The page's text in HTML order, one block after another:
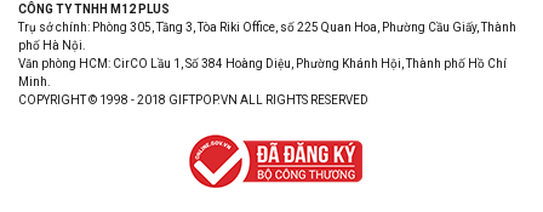
CÔNG TY TNHH M12 PLUS
Trụ sở chính: Phòng 305, Tầng 3, Tòa Riki Office, số 225 Quan Hoa, Phường Cầu Giấy, Thành
phố Hà Nội.
Văn phòng HCM: CirCO Lầu 1, Số 384 Hoàng Diệu, Phường Khánh Hội, Thành phố Hồ Chí
Minh.
COPYRIGHT © 1998 - 2018 GIFTPOP.VN ALL RIGHTS RESERVED